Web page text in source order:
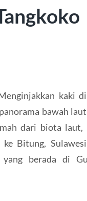
kaki
bawah
dari biota laut,
Bitung,
berada di